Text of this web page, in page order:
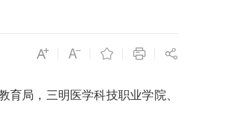
局，三明医学科技职业学院、